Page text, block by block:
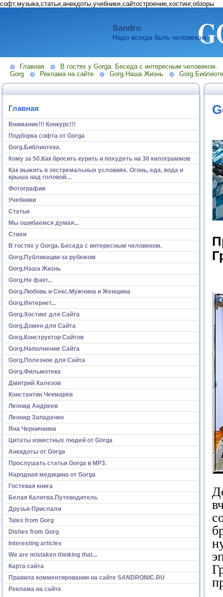
софт,музыка,статьи,анекдоты,учебники,сайтостроение,хостинг,обзоры
Sandro
Надо всегда быть человеком.
Главная
В гостях у Gorga. Беседа с интересным человеком.
Gorg
Реклама на сайте Gorg.Наша Жизнь
Главная
Внимание!!! Конкурс!!!
Подборка софта от Gorga
Gorg.Библиотека.
Кому за 50.Как бросить курить и похудеть на 30 килограммов
Как выжить в экстремальных условиях. Огонь, еда, вода и
крыша над головой…
Фотографии
Учебники
Статьи
Мы ошибаемся думая...
Стихи
В гостях у Gorga. Беседа с интересным человеком.
Gorg.Публикации за рубежом
Gorg.Наша Жизнь
Gorg.Не факт...
Gorg.Любовь и Секс.Мужчина и Женщина
Gorg.Интернет...
Gorg.Хостинг для Сайта
Gorg.Домен для Сайта
Gorg.Конструктор Сайтов
Gorg.Наполнение Сайта
Gorg.Полезное для Сайта
Gorg.Фильмотека
Дмитрий Халезов
Константин Чекмарёв
Леонид Андреев
Леонид Западенко
Яна Черничкина
Цитаты известных людей от Gorga
Анекдоты от Gorga
Прослушать статьи Gorga в МР3.
Народная медицина от Gorga
Гостевая книга
Белая Калитва.Путеводитель
Друзья Прислали
Tales from Gorg
Dishes from Gorg
Interesting articles
We are mistaken thinking that...
Карта сайта
Правила комментирования на сайте SANDRONIC.RU
Реклама на сайте